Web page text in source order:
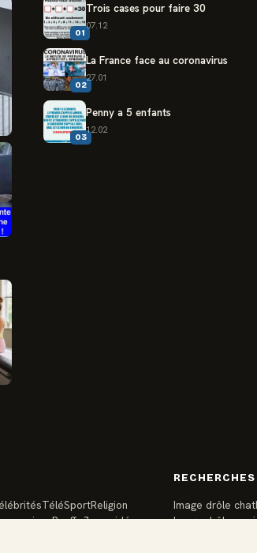
01
Trois cases pour faire 30
07.12
02
La France face au coronavirus
27.01
03
Penny a 5 enfants
12.02
TéléSportReligion
sociauxBouffeJeux vidéo
Image drôle chat
Image drôle